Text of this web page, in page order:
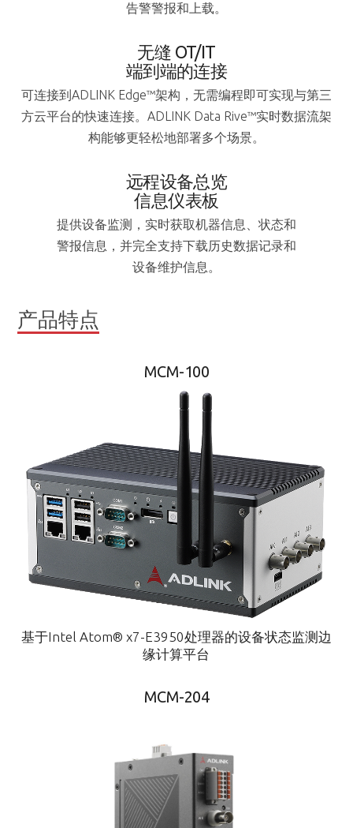
告警警报和上载。
无缝 OT/IT
端到端的连接
可连接到ADLINK Edge™架构，无需编程即可实现与第三
方云平台的快速连接。ADLINK Data Rive™实时数据流架
构能够更轻松地部署多个场景。
远程设备总览
信息仪表板
提供设备监测，实时获取机器信息、状态和
警报信息，并完全支持下载历史数据记录和
设备维护信息。
产品特点
MCM-100
基于Intel Atom® x7-E3950处理器的设备状态监测边
缘计算平台
MCM-204